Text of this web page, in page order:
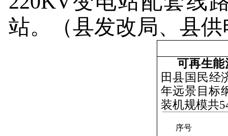
站。
（县发改局、县
可再生
田县国民经
年远景目标
装机规模共
序号